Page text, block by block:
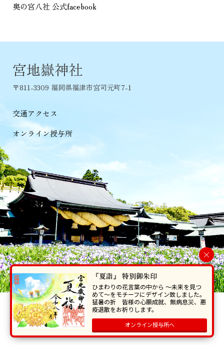
奥の宮八社 公式facebook
宮地嶽神社
〒811-3309 福岡県福津市宮司元町7-1
交通アクセス
オンライン授与所
当ホームページで掲載の写真・イラスト等を無断で転写･複製することを
禁じます。
Copyright © Miyajidake Jinjya , All Rights Reserved.
×
『夏詣』 特別御朱印
ひまわりの花言葉の中から 〜未来を見つ
めて〜をモチーフにデザイン致しました。
猛暑の折 皆様の心願成就、無病息災、悪
疫退散をお祈りします。
オンライン授与所へ